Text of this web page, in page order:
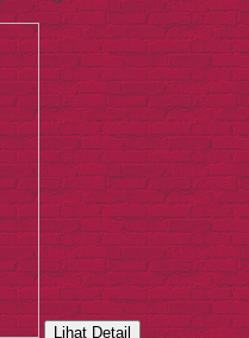
Lihat Detail